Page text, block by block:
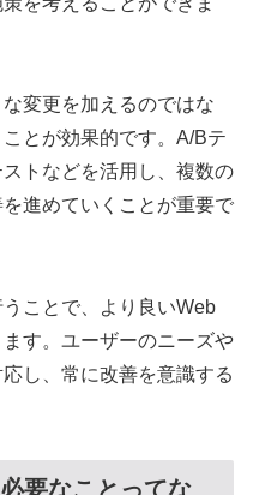
変更を加えるのではな
とが効果的です。A/Bテ
トなどを活用し、複数の
進めていくことが重要で
ことで、より良いWeb
す。ユーザーのニーズや
し、常に改善を意識する
要なことってな